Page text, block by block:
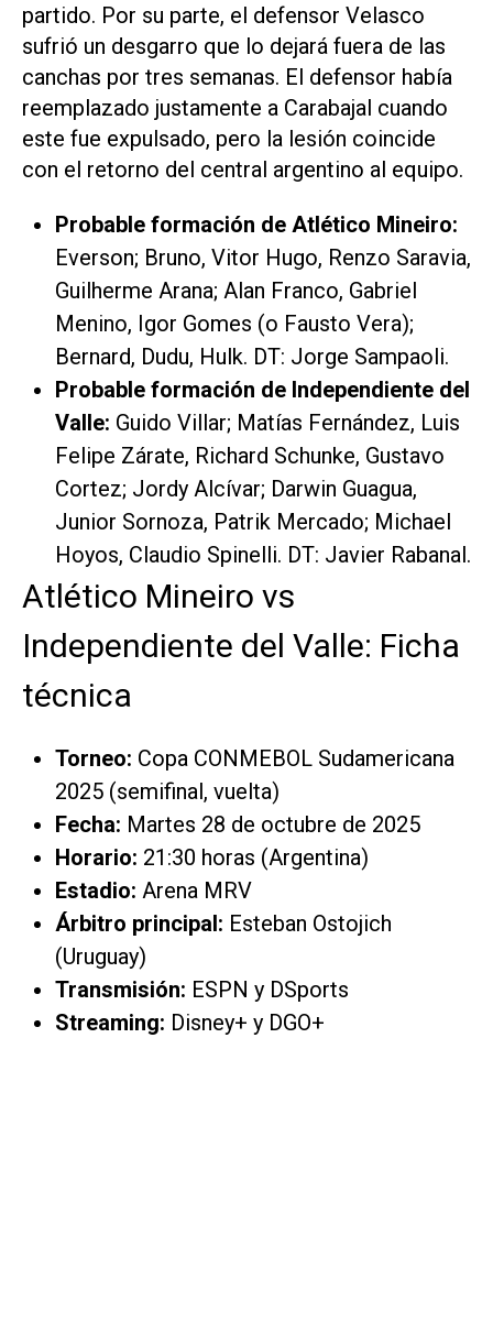
partido. Por su parte, el defensor Velasco
sufrió un desgarro que lo dejará fuera de las
canchas por tres semanas. El defensor había
reemplazado justamente a Carabajal cuando
este fue expulsado, pero la lesión coincide
con el retorno del central argentino al equipo.
Probable formación de Atlético Mineiro:
Everson; Bruno, Vitor Hugo, Renzo Saravia,
Guilherme Arana; Alan Franco, Gabriel
Menino, Igor Gomes (o Fausto Vera);
Bernard, Dudu, Hulk. DT: Jorge Sampaoli.
Probable formación de Independiente del
Valle: Guido Villar; Matías Fernández, Luis
Felipe Zárate, Richard Schunke, Gustavo
Cortez; Jordy Alcívar; Darwin Guagua,
Junior Sornoza, Patrik Mercado; Michael
Hoyos, Claudio Spinelli. DT: Javier Rabanal.
Atlético Mineiro vs
Independiente del Valle: Ficha
técnica
Torneo: Copa CONMEBOL Sudamericana
2025 (semifinal, vuelta)
Fecha: Martes 28 de octubre de 2025
Horario: 21:30 horas (Argentina)
Estadio: Arena MRV
Árbitro principal: Esteban Ostojich
(Uruguay)
Transmisión: ESPN y DSports
Streaming: Disney+ y DGO+